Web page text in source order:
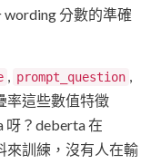
分數的準確
, prompt_question ,
率這些數值特徵
呀？deberta 在
來訓練，沒有人在輸